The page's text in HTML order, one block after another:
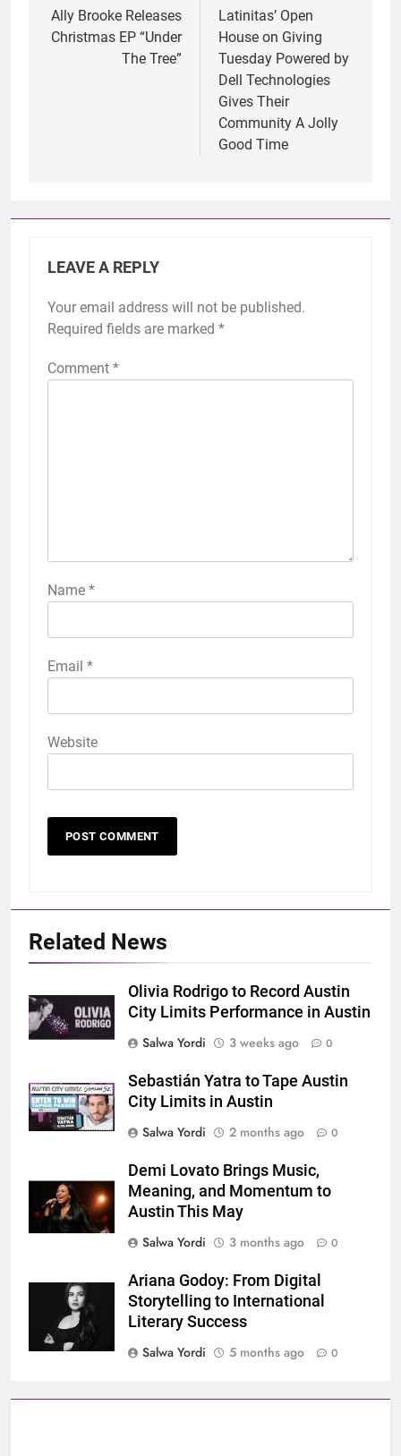
navigation
Ally Brooke Releases
Christmas EP “Under
The Tree”
Latinitas’ Open
House on Giving
Tuesday Powered by
Dell Technologies
Gives Their
Community A Jolly
Good Time
LEAVE A REPLY
Your email address will not be published.
Required fields are marked *
Comment *
Name *
Email *
Website
Related News
Olivia Rodrigo to Record Austin
City Limits Performance in Austin
Salwa Yordi
3 weeks ago 0
Sebastián Yatra to Tape Austin
City Limits in Austin
Salwa Yordi
2 months ago 0
Demi Lovato Brings Music,
Meaning, and Momentum to
Austin This May
Salwa Yordi
3 months ago 0
Ariana Godoy: From Digital
Storytelling to International
Literary Success
Salwa Yordi
5 months ago 0